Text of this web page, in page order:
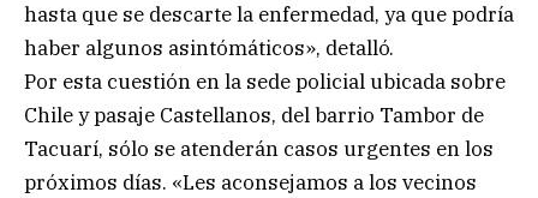
hasta que se descarte la enfermedad, ya que podría
haber algunos asintómáticos», detalló.
Por esta cuestión en la sede policial ubicada sobre
Chile y pasaje Castellanos, del barrio Tambor de
Tacuarí, sólo se atenderán casos urgentes en los
próximos días. «Les aconsejamos a los vecinos